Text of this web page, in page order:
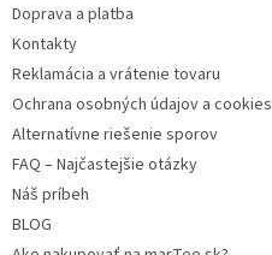
eDoprava a platba
Kontakty
Reklamácia a vrátenie tovaru
Ochrana osobných údajov a cookies
Alternatívne riešenie sporov
FAQ – Najčastejšie otázky
Náš príbeh
BLOG